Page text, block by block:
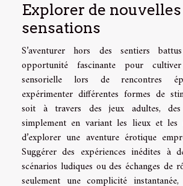
Explorer de nouvelles
sensations
S’aventurer hors des sentiers
opportunité fascinante pour
sensorielle lors de rencontres
expérimenter différentes formes de
soit à travers des jeux adultes, des
simplement en variant les lieux et les
d’explorer une aventure érotique
Suggérer des expériences inédites à
scénarios ludiques ou des échanges de
seulement une complicité